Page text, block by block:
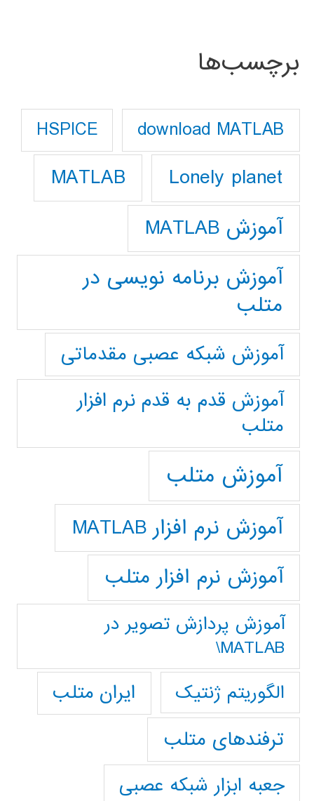
برچسب‌ها
download MATLAB
HSPICE
Lonely planet
MATLAB
آموزش MATLAB
آموزش برنامه نویسی در
متلب
آموزش شبکه عصبی مقدماتی
آموزش قدم به قدم نرم افزار
متلب
آموزش متلب
آموزش نرم افزار MATLAB
آموزش نرم افزار متلب
آموزش پردازش تصوير در
MATLAB\
الگوریتم ژنتیک
ایران متلب
ترفندهای متلب
جعبه ابزار شبکه عصبی